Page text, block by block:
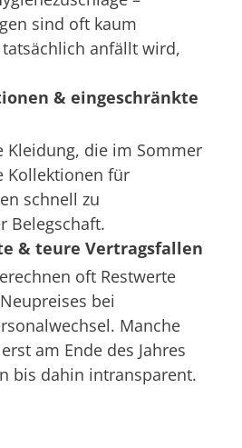
sind oft kaum
anfällt wird,
& eingeschränkte
Kleidung, die im Sommer
Kollektionen für
schnell zu
Belegschaft.
& teure Vertragsfallen
oft Restwerte
bei
Manche
am Ende des Jahres
bis dahin intransparent.